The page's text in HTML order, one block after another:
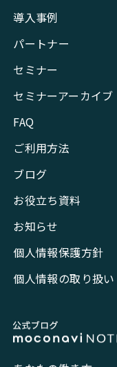
導入事例
パートナー
セミナー
セミナーアーカイブ
FAQ
ご利用方法
ブログ
お役立ち資料
お知らせ
個人情報保護方針
個人情報の取り扱い